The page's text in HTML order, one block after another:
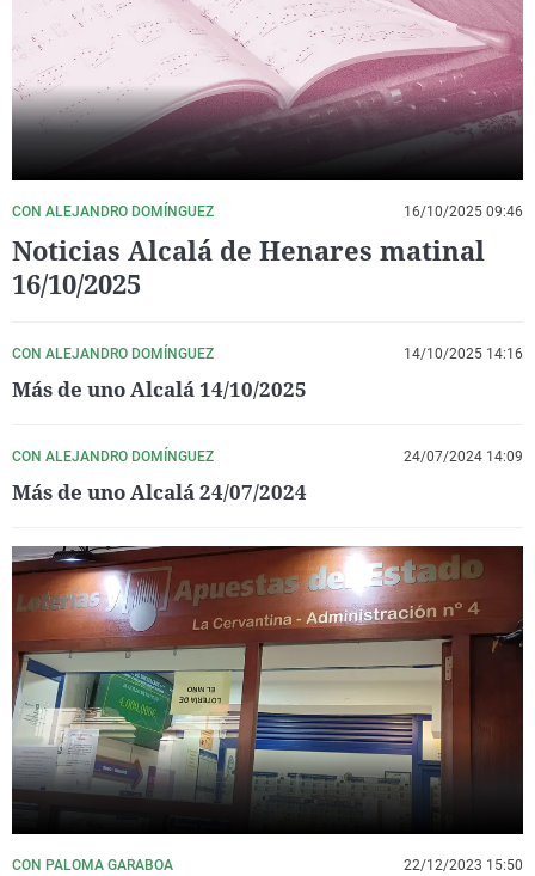
La rosa de los vientos
Gente viajera
Como el perro y el
Caso
Retornados
Equipo de
Operación Viuda
Extremadura
Galicia
La Rioja
País Vasco
Virales
Televisión
Elecciones
CON ALEJANDRO DOMÍNGUEZ 16/10/2025 09:46
Noticias Alcalá de Henares matinal
16/10/2025
CON ALEJANDRO DOMÍNGUEZ 14/10/2025 14:16
Más de uno Alcalá 14/10/2025
CON ALEJANDRO DOMÍNGUEZ 24/07/2024 14:09
Más de uno Alcalá 24/07/2024
CON PALOMA GARABOA 22/12/2023 15:50